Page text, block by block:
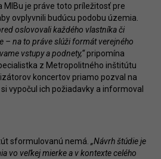
MIBu je práve toto príležitosť pre
ovplyvnili budúcu podobu územia.
oslovovali každého vlastníka či
– na to práve slúži formát verejného
vstupy a podnety,“pripomína
z Metropolitného inštitútu
koncertov priamo pozval na
vypočul ich požiadavky a informoval
sformulovanú nemá. „Návrh štúdie je
vo veľkej mierke a v kontexte celého